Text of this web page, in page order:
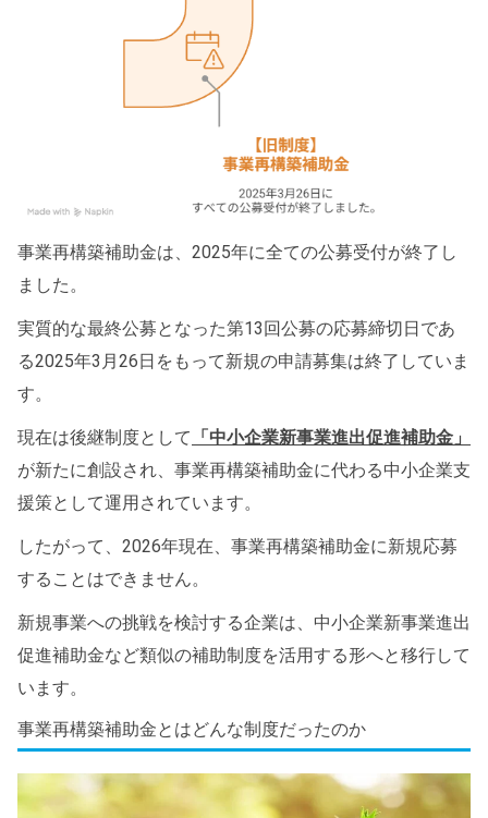
事業再構築補助金は、2025年に全ての公募受付が終了し
ました。
実質的な最終公募となった第13回公募の応募締切日であ
る2025年3月26日をもって新規の申請募集は終了していま
す。
現在は後継制度として 「中小企業新事業進出促進補助金」
が新たに創設され、事業再構築補助金に代わる中小企業支
援策として運用されています。
したがって、2026年現在、事業再構築補助金に新規応募
することはできません。
新規事業への挑戦を検討する企業は、中小企業新事業進出
促進補助金など類似の補助制度を活用する形へと移行して
います。
事業再構築補助金とはどんな制度だったのか